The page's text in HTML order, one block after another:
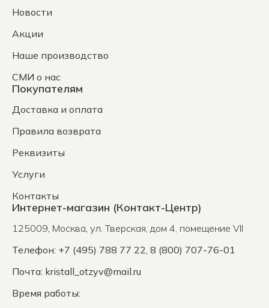
Новости
Акции
Наше производство
СМИ о нас
Покупателям
Доставка и оплата
Правила возврата
Реквизиты
Услуги
Контакты
Интернет-магазин (Контакт-Центр)
125009, Москва, ул. Тверская, дом 4, помещение VII
Телефон: +7 (495) 788 77 22, 8 (800) 707-76-01
Почта: kristall_otzyv@mail.ru
Время работы: